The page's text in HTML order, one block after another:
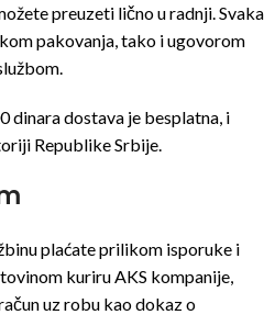
preuzeti lično u radnji. Svaka
pakovanja, tako i ugovorom
dinara dostava je besplatna, i
Republike Srbije.
plaćate prilikom isporuke i
kuriru AKS kompanije,
uz robu kao dokaz o